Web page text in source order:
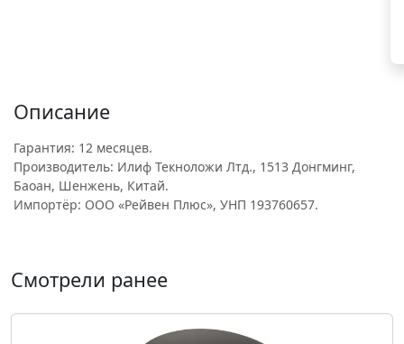
Описание
Гарантия: 12 месяцев.
Производитель: Илиф Текноложи Лтд., 1513 Донгминг,
Баоан, Шенжень, Китай.
Импортёр: ООО «Рейвен Плюс», УНП 193760657.
Смотрели ранее